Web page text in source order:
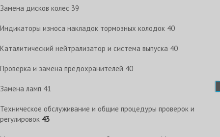
Замена дисков колес 39
Индикаторы износа накладок тормозных колодок 40
Каталитический нейтрализатор и система выпуска 40
Проверка и замена предохранителей 40
Замена ламп 41
Техническое обслуживание и общие процедуры проверок и
регулировок 43